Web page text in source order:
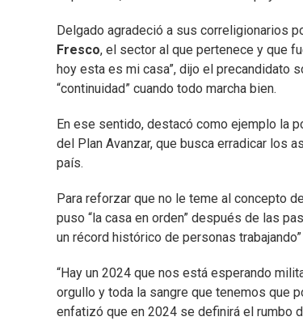
Delgado agradeció a sus correligionarios
Fresco, el sector al que pertenece y que
hoy esta es mi casa”, dijo el precandidato
“continuidad” cuando todo marcha bien.
En ese sentido, destacó como ejemplo la
del Plan Avanzar, que busca erradicar los
país.
Para reforzar que no le teme al concepto
puso “la casa en orden” después de las
un récord histórico de personas trabajando”
“Hay un 2024 que nos está esperando
orgullo y toda la sangre que tenemos que
enfatizó que en 2024 se definirá el rumbo